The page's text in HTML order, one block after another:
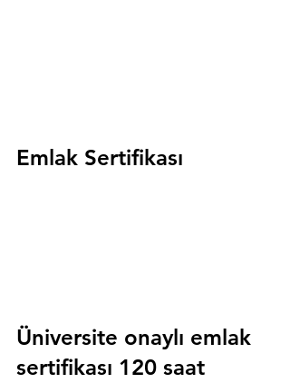
Emlak Sertifikası
Üniversite onaylı emlak
sertifikası 120 saat